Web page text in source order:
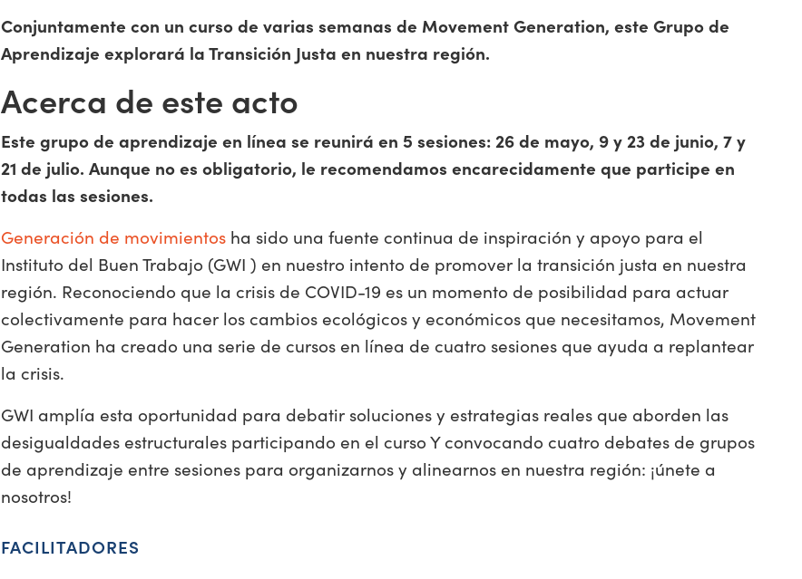
Conjuntamente con un curso de varias semanas de Movement Generation, este Grupo de
Aprendizaje explorará la Transición Justa en nuestra región.
Acerca de este acto
Este grupo de aprendizaje en línea se reunirá en 5 sesiones: 26 de mayo, 9 y 23 de junio, 7 y
21 de julio. Aunque no es obligatorio, le recomendamos encarecidamente que participe en
todas las sesiones.
Generación de movimientos ha sido una fuente continua de inspiración y apoyo para el
Instituto del Buen Trabajo (GWI ) en nuestro intento de promover la transición justa en nuestra
región. Reconociendo que la crisis de COVID-19 es un momento de posibilidad para actuar
colectivamente para hacer los cambios ecológicos y económicos que necesitamos, Movement
Generation ha creado una serie de cursos en línea de cuatro sesiones que ayuda a replantear
la crisis.
GWI amplía esta oportunidad para debatir soluciones y estrategias reales que aborden las
desigualdades estructurales participando en el curso Y convocando cuatro debates de grupos
de aprendizaje entre sesiones para organizarnos y alinearnos en nuestra región: ¡únete a
nosotros!
FACILITADORES